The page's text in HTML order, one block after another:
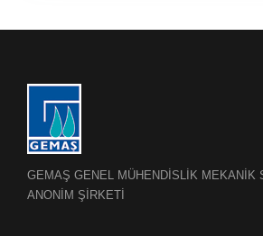
GEMAŞ GENEL MÜHENDİSLİK MEKANİK
ANONİM ŞİRKETİ